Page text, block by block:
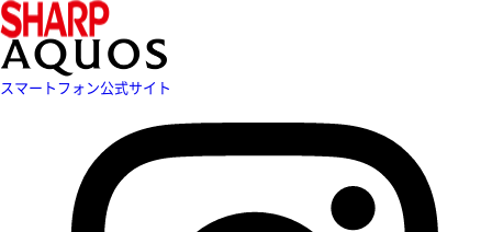
スマートフォン公式サイト